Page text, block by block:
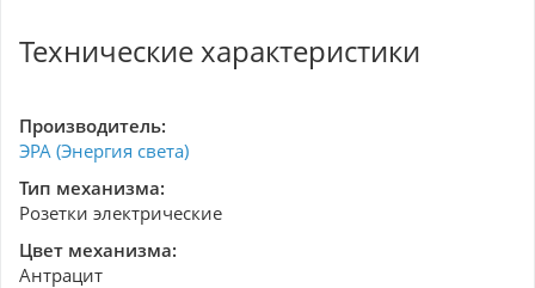
Технические характеристики
Производитель:
ЭРА (Энергия света)
Тип механизма:
Розетки электрические
Цвет механизма:
Антрацит